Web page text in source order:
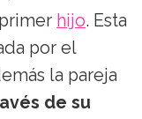
hijo. Esta
por el
la pareja
de su